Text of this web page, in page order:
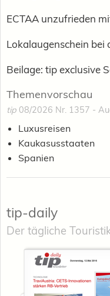
ECTAA unzufrieden
Lokalaugenschein bei
Beilage: tip exclusive
Themenvorschau
tip 08/2026 Nr. 1357 -
Luxusreisen
Kaukasusstaaten
Spanien
tip-daily
Der tägliche